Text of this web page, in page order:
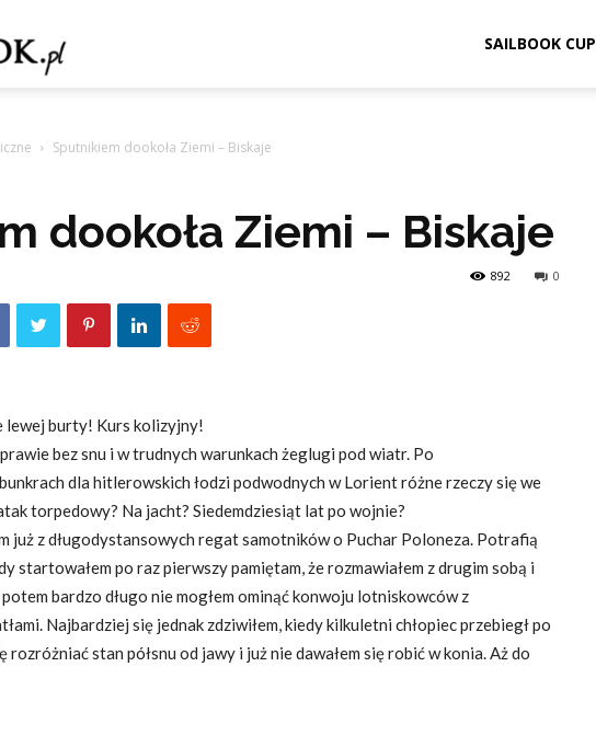
SAILBOOK CUP
Sputnikiem dookoła Ziemi – Biskaje
dookoła Ziemi – Biskaje
0
892
lewej burty! Kurs kolizyjny!
bez snu i w trudnych warunkach żeglugi pod wiatr. Po
dla hitlerowskich łodzi podwodnych w Lorient różne rzeczy się we
torpedowy? Na jacht? Siedemdziesiąt lat po wojnie?
już z długodystansowych regat samotników o Puchar Poloneza. Potrafią
startowałem po raz pierwszy pamiętam, że rozmawiałem z drugim sobą i
bardzo długo nie mogłem ominąć konwoju lotniskowców z
Najbardziej się jednak zdziwiłem, kiedy kilkuletni chłopiec przebiegł po
rozróżniać stan półsnu od jawy i już nie dawałem się robić w konia. Aż do